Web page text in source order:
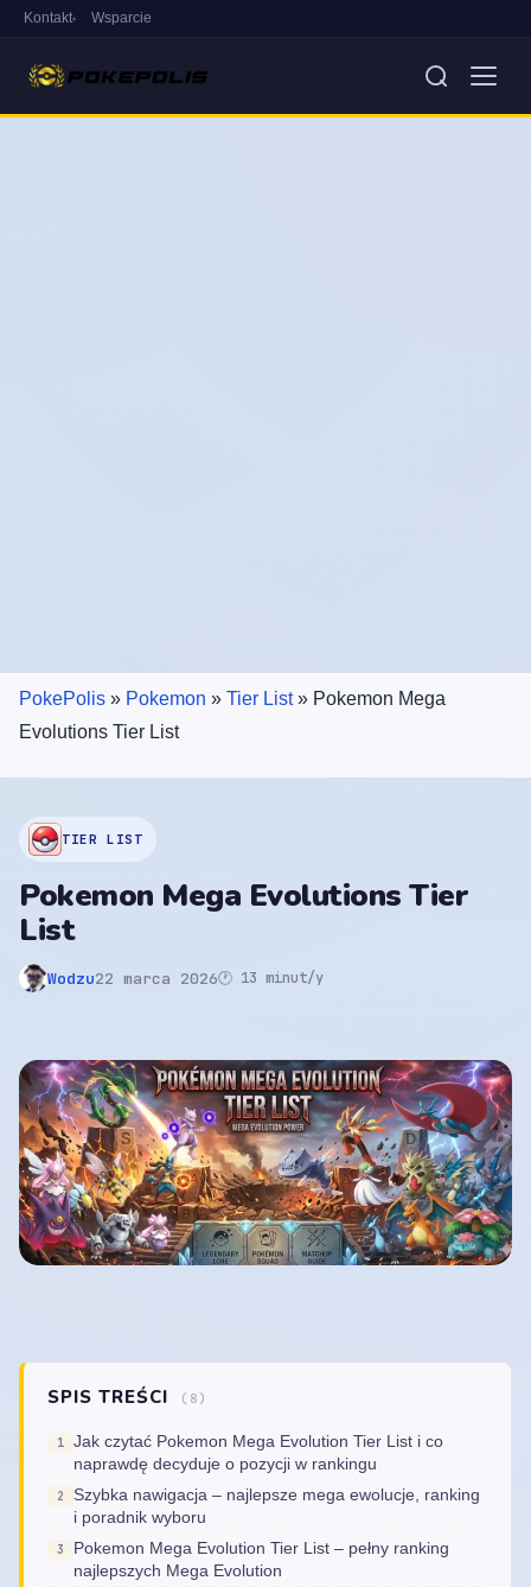
Kontakt Wsparcie
PokePolis » Pokemon » Tier List» Pokemon Mega
Evolutions Tier List
TIER LIST
Pokemon Mega Evolutions Tier
List
Wodzu22 marca 2026🕐 13 minut/y
SPIS TREŚCI (8)
Jak czytać Pokemon Mega Evolution Tier List i co
naprawdę decyduje o pozycji w rankingu
Szybka nawigacja – najlepsze mega ewolucje, ranking
i poradnik wyboru
Pokemon Mega Evolution Tier List – pełny ranking
najlepszych Mega Evolution